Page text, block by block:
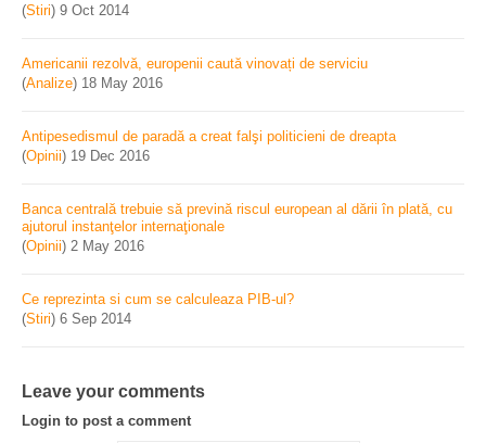
(Stiri) 9 Oct 2014
Americanii rezolvă, europenii caută vinovați de serviciu
(Analize) 18 May 2016
Antipesedismul de paradă a creat falşi politicieni de dreapta
(Opinii) 19 Dec 2016
Banca centrală trebuie să prevină riscul european al dării în plată, cu
ajutorul instanţelor internaţionale
(Opinii) 2 May 2016
Ce reprezinta si cum se calculeaza PIB-ul?
(Stiri) 6 Sep 2014
Leave your comments
Login to post a comment